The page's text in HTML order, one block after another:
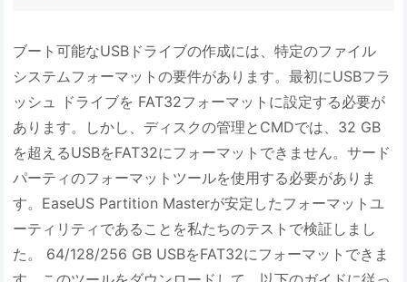
ブート可能なUSBドライブの作成には、特定のファイル
システムフォーマットの要件があります。最初にUSBフラ
ッシュ ドライブを FAT32フォーマットに設定する必要が
あります。しかし、ディスクの管理とCMDでは、32 GB
を超えるUSBをFAT32にフォーマットできません。サード
パーティのフォーマットツールを使用する必要がありま
す。EaseUS Partition Masterが安定したフォーマットユ
ーティリティであることを私たちのテストで検証しまし
た。 64/128/256 GB USBをFAT32にフォーマットできま